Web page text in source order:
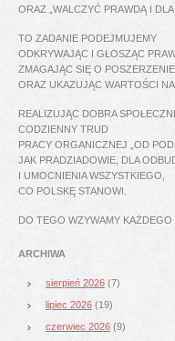
ORAZ „WALCZYĆ PRAWDĄ I DLA
TO ZADANIE PODEJMUJEMY
ODKRYWAJĄC I GŁOSZĄC
ZMAGAJĄC SIĘ O
ORAZ UKAZUJĄC WARTOŚCI
REALIZUJĄC DOBRA
CODZIENNY TRUD
PRACY ORGANICZNEJ „OD
JAK PRADZIADOWIE, DLA
I UMOCNIENIA WSZYSTKIEGO,
CO POLSKĘ STANOWI.
DO TEGO WZYWAMY KAŻDEGO
ARCHIWA
sierpień 2026 (7)
lipiec 2026 (19)
czerwiec 2026 (9)